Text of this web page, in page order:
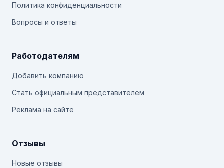
Политика конфиденциальности
Вопросы и ответы
Работодателям
Добавить компанию
Стать официальным представителем
Реклама на сайте
Отзывы
Новые отзывы